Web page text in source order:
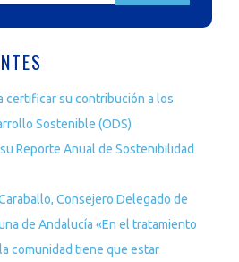
certificar su contribución a los
Sostenible (ODS)
Reporte Anual de Sostenibilidad
Consejero Delegado de
de Andalucía «En el tratamiento
comunidad tiene que estar